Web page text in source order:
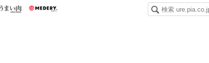
いパン うまい肉